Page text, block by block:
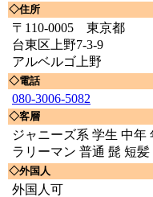
◇住所
〒110-0005 東京都
台東区上野7-3-9
アルベルゴ上野
◇電話
080-3006-5082
◇客層
ジャニーズ系 学生 中年
ラリーマン 普通 髭 短
◇外国人
外国人可